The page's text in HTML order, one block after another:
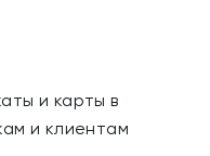
и карты в
и клиентам